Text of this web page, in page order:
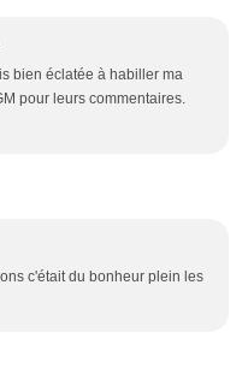
bien éclatée à habiller ma
pour leurs commentaires.
c'était du bonheur plein les